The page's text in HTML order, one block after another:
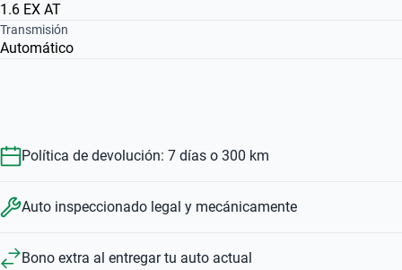
1.6 EX AT
Transmisión
Automático
Política de devolución: 7 días o 300 km
Auto inspeccionado legal y mecánicamente
Bono extra al entregar tu auto actual